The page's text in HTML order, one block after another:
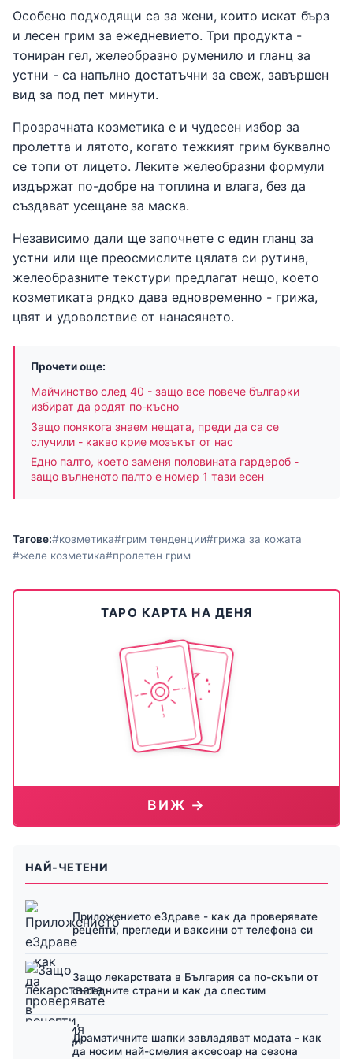
Особено подходящи са за жени, които искат бърз
и лесен грим за ежедневието. Три продукта -
тониран гел, желеобразно руменило и гланц за
устни - са напълно достатъчни за свеж, завършен
вид за под пет минути.
Прозрачната козметика е и чудесен избор за
пролетта и лятото, когато тежкият грим буквално
се топи от лицето. Леките желеобразни формули
издържат по-добре на топлина и влага, без да
създават усещане за маска.
Независимо дали ще започнете с един гланц за
устни или ще преосмислите цялата си рутина,
желеобразните текстури предлагат нещо, което
козметиката рядко дава едновременно - грижа,
цвят и удоволствие от нанасянето.
Прочети още:
Майчинство след 40 - защо все повече българки
избират да родят по-късно
Защо понякога знаем нещата, преди да са се
случили - какво крие мозъкът от нас
Едно палто, което заменя половината гардероб -
защо вълненото палто е номер 1 тази есен
Тагове:#козметика#грим тенденции#грижа за кожата
#желе козметика#пролетен грим
ТАРО КАРТА НА ДЕНЯ
ВИЖ →
НАЙ-ЧЕТЕНИ
Приложението еЗдраве - как да проверявате
рецепти, прегледи и ваксини от телефона си
Защо лекарствата в България са по-скъпи от
съседните страни и как да спестим
Драматичните шапки завладяват модата - как
да носим най-смелия аксесоар на сезона